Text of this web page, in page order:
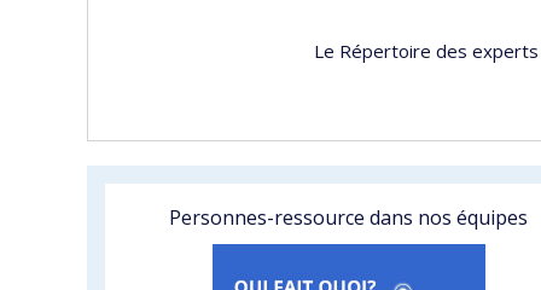
Le Répertoire des
Personnes-ressource dans nos équipes